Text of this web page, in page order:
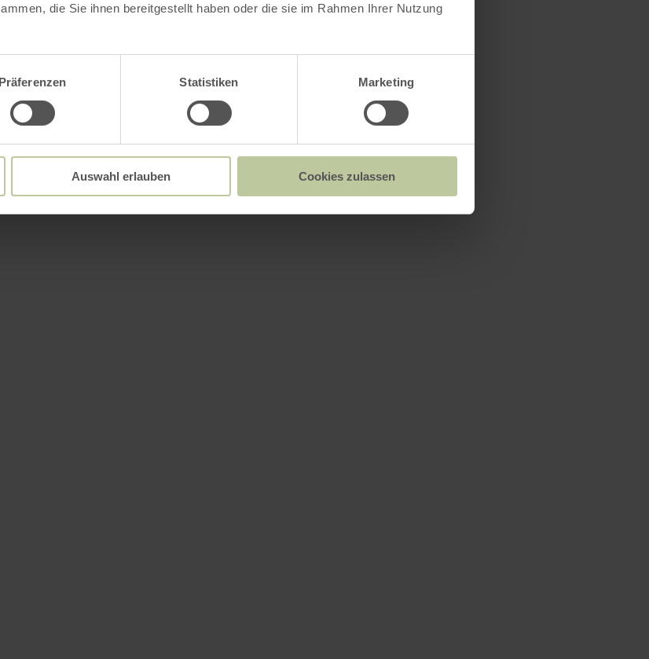
die Sie ihnen bereitgestellt haben oder die sie im Rahmen Ihrer Nutzung
Präferenzen Statistiken Marketing
Auswahl erlauben Cookies zulassen